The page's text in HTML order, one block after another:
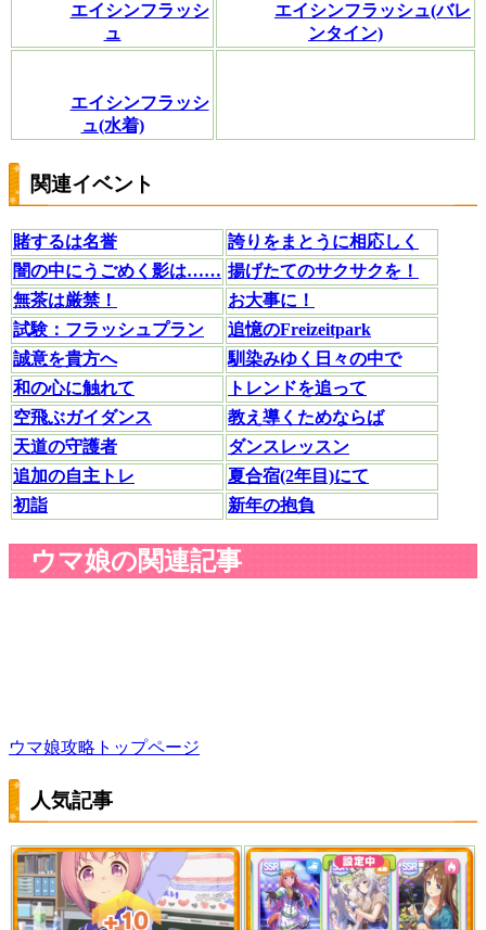
エイシンフラッシ
ュ
エイシンフラッシュ(バレ
ンタイン)
エイシンフラッシ
ュ(水着)
関連イベント
賭するは名誉
誇りをまとうに相応しく
闇の中にうごめく影は…… 揚げたてのサクサクを！
無茶は厳禁！
お大事に！
試験：フラッシュプラン
追憶のFreizeitpark
誠意を貴方へ
馴染みゆく日々の中で
和の心に触れて
トレンドを追って
空飛ぶガイダンス
教え導くためならば
天道の守護者
ダンスレッスン
追加の自主トレ
夏合宿(2年目)にて
初詣
新年の抱負
ウマ娘の関連記事
ウマ娘攻略トップページ
人気記事